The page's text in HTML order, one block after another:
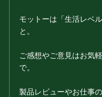
モットーは「生活レベ
と。
ご感想やご意見はお気
で。
製品レビューやお仕事